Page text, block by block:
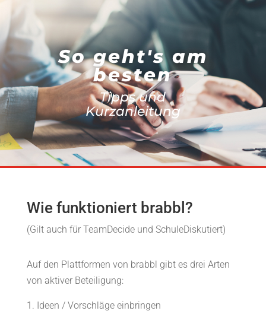
So geht's am
besten
Tipps und
Kurzanleitung
Wie funktioniert brabbl?
(Gilt auch für TeamDecide und SchuleDiskutiert)
Auf den Plattformen von brabbl gibt es drei Arten
von aktiver Beteiligung:
Ideen / Vorschläge einbringen